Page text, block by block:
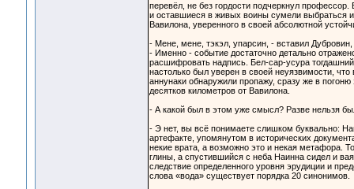
перевёл, не без гордости подчеркнул
и оставшиеся в живых воины сумели выбраться
Вавилона, уверенного в своей абсолютной
- Мене, мене, тэкэл, упарсин, - вставил
- Именно - событие достаточно детально
расшифровать надпись. Бел-сар-усура
настолько был уверен в своей неуязвимости,
аннунаки обнаружили пропажу, сразу же в
десятков километров от Вавилона.
- А какой был в этом уже смысл? Разве нельзя
- Э нет, вы всё понимаете слишком буквально:
артефакте, упомянутом в исторических
некие врата, а возможно это и некая метафора.
глины, а спустившийся с неба Наинна сидел и
следствие определенного уровня эрудиции и
слова «вода» существует порядка 20 синонимов.